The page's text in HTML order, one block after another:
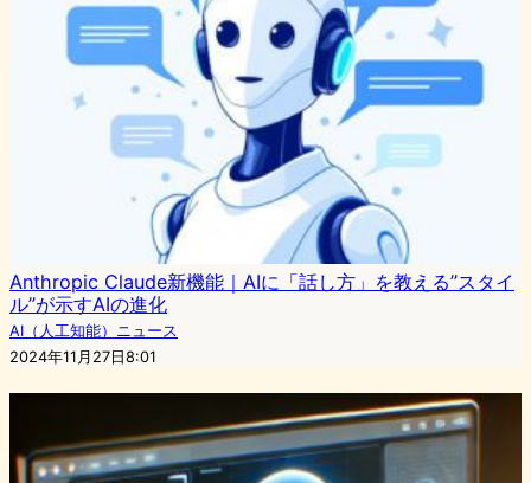
Anthropic Claude新機能｜AIに「話し方」を教える”スタイ
ル”が示すAIの進化
AI（人工知能）ニュース
2024年11月27日8:01